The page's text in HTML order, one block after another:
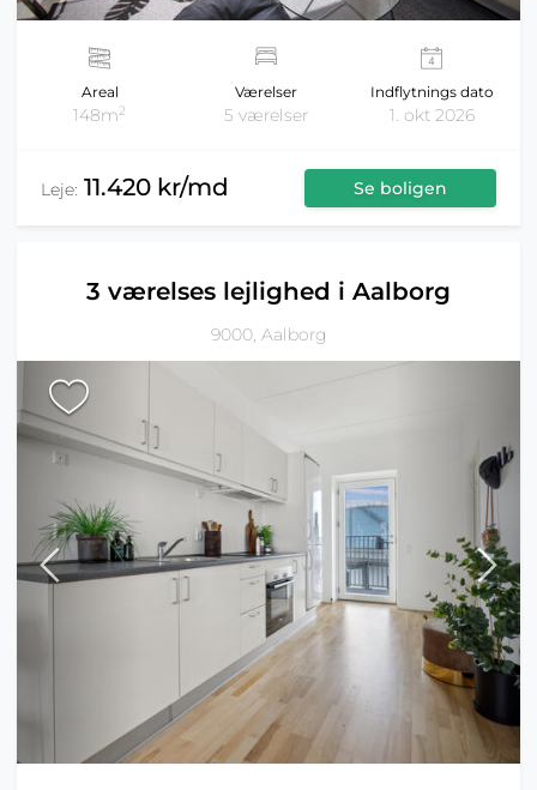
Areal
148m2
Værelser
5 værelser
Indflytnings dato
1. okt 2026
Leje: 11.420 kr/md Se boligen
3 værelses lejlighed i Aalborg
9000, Aalborg